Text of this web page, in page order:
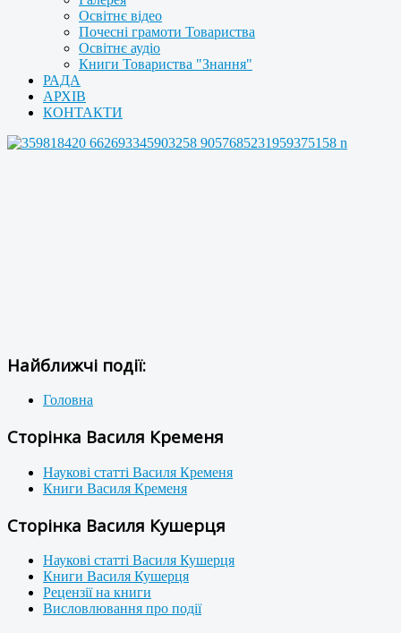
Освітнє відео
Почесні грамоти Товариства
Освітнє аудіо
Книги Товариства "Знання"
РАДА
АРХІВ
КОНТАКТИ
Найближчі події:
Головна
Сторінка Василя Кременя
Наукові статті Василя Кременя
Книги Василя Кременя
Сторінка Василя Кушерця
Наукові статті Василя Кушерця
Книги Василя Кушерця
Рецензії на книги
Висловлювання про події